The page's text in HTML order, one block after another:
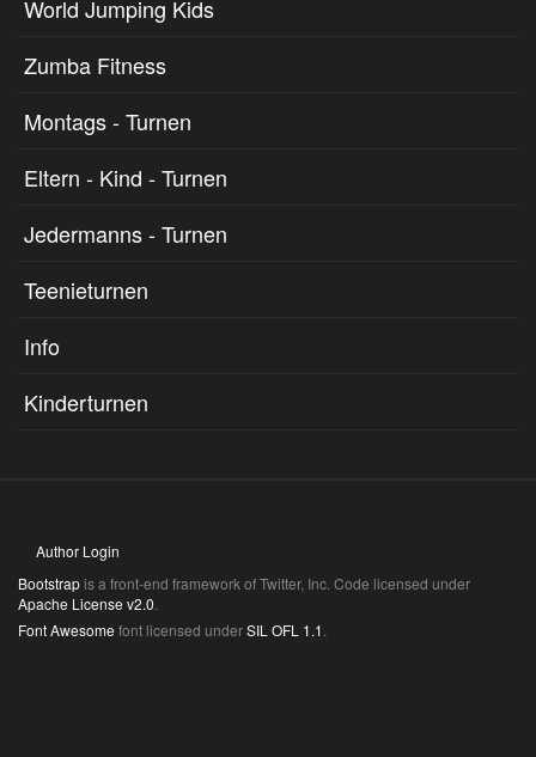
World Jumping Kids
Zumba Fitness
Montags - Turnen
Eltern - Kind - Turnen
Jedermanns - Turnen
Teenieturnen
Info
Kinderturnen
Author Login
Bootstrapis a front-end framework of Twitter, Inc. Code licensed under
Apache License v2.0
Font Awesome font licensed underSIL OFL 1.1